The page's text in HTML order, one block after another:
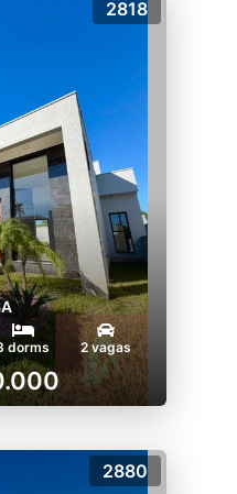
2818
dorms 2 vagas
2880